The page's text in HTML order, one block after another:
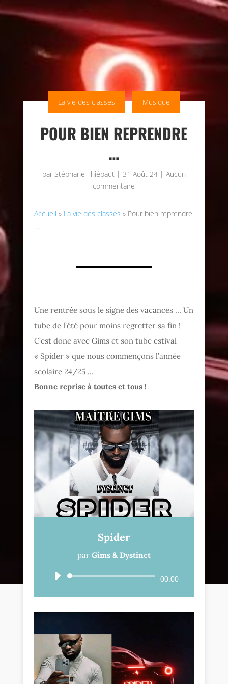
La vie des classes Musique
POUR BIEN REPRENDRE
…
par Stéphane Thiébaut| 31 Août 24| Aucun
commentaire
Accueil » La vie des classes » Pour bien reprendre
Une rentrée sous le signe des vacances … Un
tube de l’été pour moins regretter sa fin !
C’est donc avec Gims et son tube estival
« Spider » que nous commençons l’année
scolaire 24/25 …
Bonne reprise à toutes et tous !
Spider
par Gims & Dystinct
Lecteur
00:00